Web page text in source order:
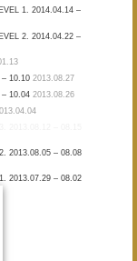
1. 2014.04.14 –
2. 2014.04.22 –
10.10 2013.08.27
10.04 2013.08.26
2013.08.05 – 08.08
2013.07.29 – 08.02